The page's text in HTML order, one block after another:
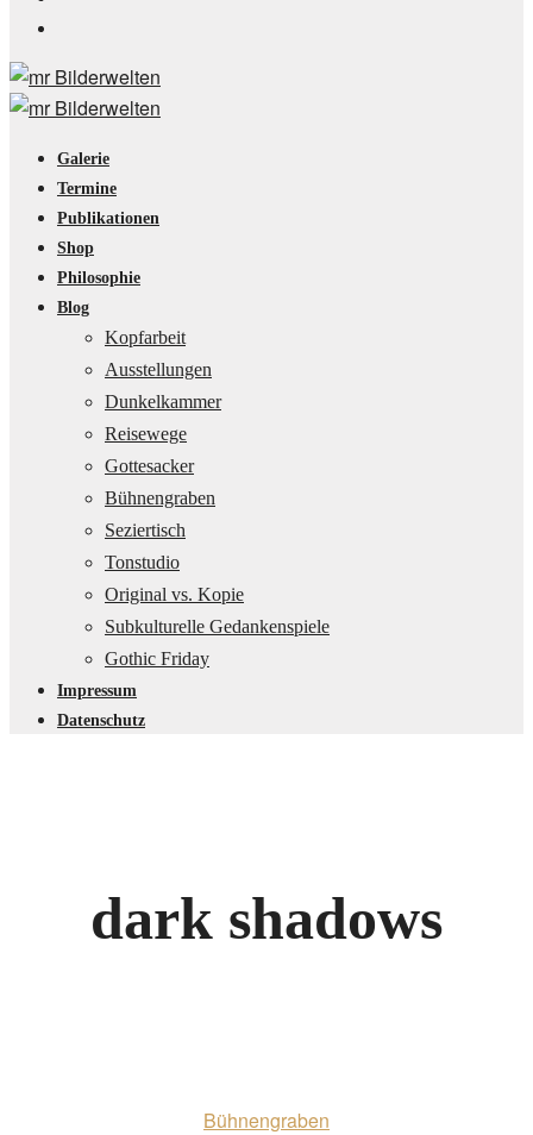
Galerie
Termine
Publikationen
Shop
Philosophie
Blog
Kopfarbeit
Ausstellungen
Dunkelkammer
Reisewege
Gottesacker
Bühnengraben
Seziertisch
Tonstudio
Original vs. Kopie
Subkulturelle Gedankenspiele
Gothic Friday
Impressum
Datenschutz
dark shadows
Bühnengraben